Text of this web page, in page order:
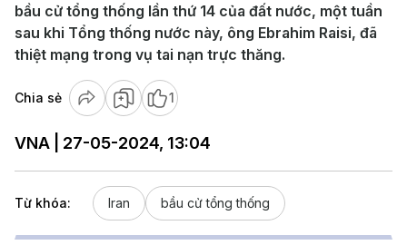
bầu cử tổng thống lần thứ 14 của đất nước, một tuần
sau khi Tổng thống nước này, ông Ebrahim Raisi, đã
thiệt mạng trong vụ tai nạn trực thăng.
Chia sẻ 1
VNA | 27-05-2024, 13:04
Từ khóa: Iran bầu cử tổng thống